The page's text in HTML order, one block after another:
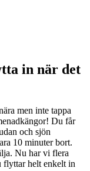
in när det
men inte tappa
Du får
och sjön
10 minuter bort.
Nu har vi flera
flyttar helt enkelt in